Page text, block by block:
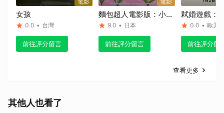
女孩
0.0 • 台灣
前往評分留言
麵包超人電影版：小水
滴的英雄！
9.0 • 日本
前往評分留言
弒婚遊戲：
0.0 • 歐美
前往評分留
查看更多
其他人也看了